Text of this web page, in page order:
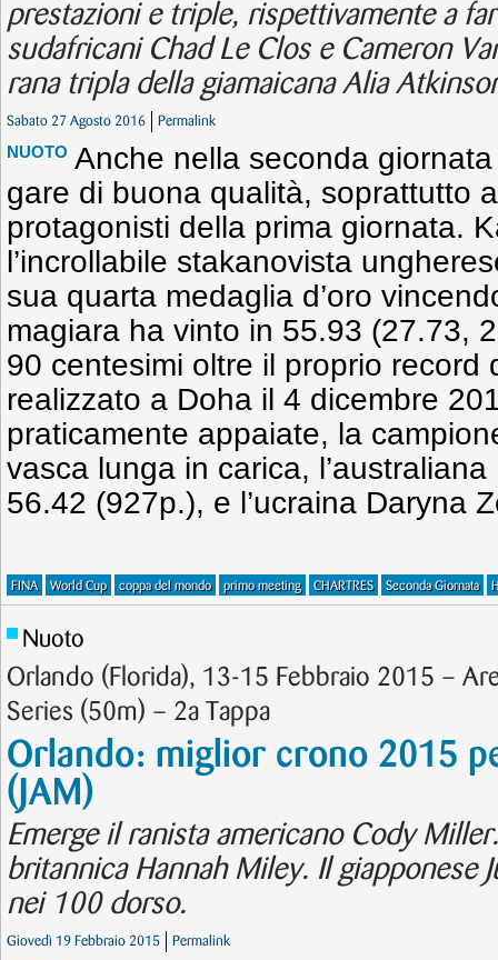
prestazioni e triple, rispettivamente a
sudafricani Chad Le Clos e Cameron
rana tripla della giamaicana Alia
Sabato 27 Agosto 2016 Permalink
NUOTO Anche nella seconda
gare di buona qualità, soprattutto
protagonisti della prima giornata.
l’incrollabile stakanovista
sua quarta medaglia d’oro
magiara ha vinto in 55.93 (27.73,
90 centesimi oltre il proprio record
realizzato a Doha il 4 dicembre
praticamente appaiate, la
vasca lunga in carica,
56.42 (927p.), e l’ucraina Daryna
FINA World Cup coppa del mondo primo meeting CHARTRES Seconda Giornata
Nuoto
Orlando (Florida), 13-15 Febbraio 2015 –
Series (50m) – 2a Tappa
Orlando: miglior crono 2015
(JAM)
Emerge il ranista americano Cody
britannica Hannah Miley. Il giapponese
nei 100 dorso.
Giovedì 19 Febbraio 2015 Permalink